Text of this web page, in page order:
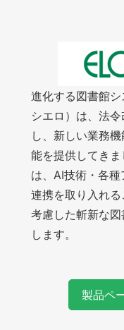
進化する図書館
シエロ）は、法
し、新しい業務
能を提供してき
は、AI技術・各
連携を取り入れ
考慮した斬新な
します。
製品ペ